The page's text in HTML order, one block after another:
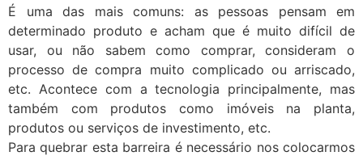
É uma das mais comuns: as pessoas pensam em
determinado produto e acham que é muito difícil de
usar, ou não sabem como comprar, consideram o
processo de compra muito complicado ou arriscado,
etc. Acontece com a tecnologia principalmente, mas
também com produtos como imóveis na planta,
produtos ou serviços de investimento, etc.
Para quebrar esta barreira é necessário nos colocarmos